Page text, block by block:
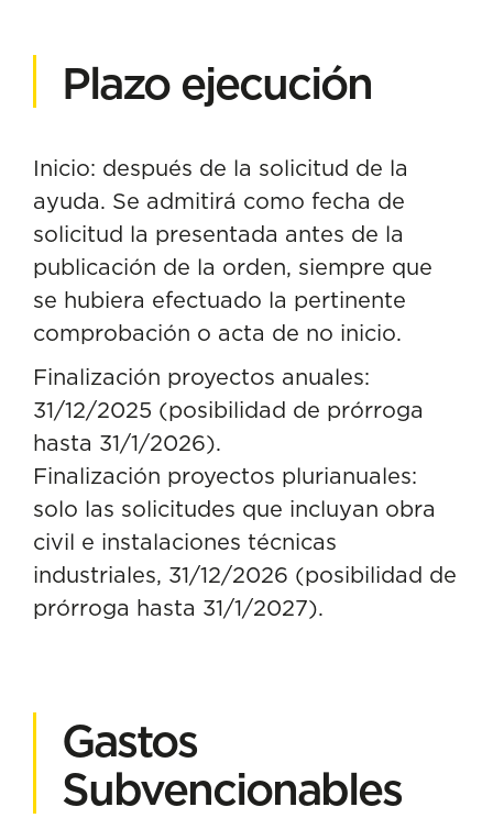
Plazo ejecución
Inicio: después de la solicitud de la
ayuda. Se admitirá como fecha de
solicitud la presentada antes de la
publicación de la orden, siempre que
se hubiera efectuado la pertinente
comprobación o acta de no inicio.
Finalización proyectos anuales:
31/12/2025 (posibilidad de prórroga
hasta 31/1/2026).
Finalización proyectos plurianuales:
solo las solicitudes que incluyan obra
civil e instalaciones técnicas
industriales, 31/12/2026 (posibilidad de
prórroga hasta 31/1/2027).
Gastos
Subvencionables